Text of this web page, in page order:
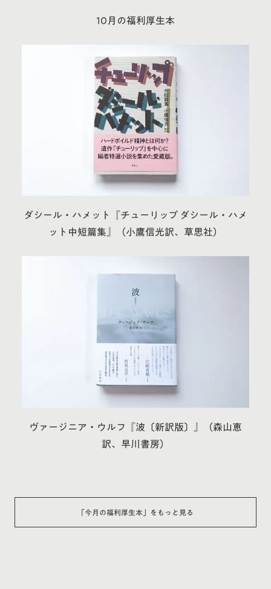
10月の福利厚生本
ダシール・ハメット『チューリップ ダシール・ハメ
ット中短篇集』（小鷹信光訳、草思社）
ヴァージニア・ウルフ『波〔新訳版〕』（森山恵
訳、早川書房）
「今月の福利厚生本 」をもっと見る